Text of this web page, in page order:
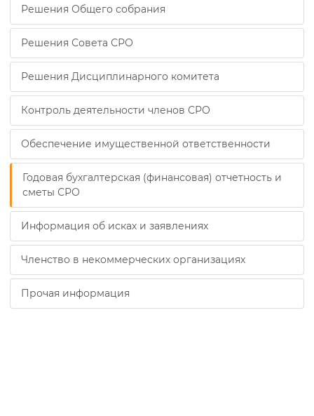
Решения Общего собрания
Решения Совета СРО
Решения Дисциплинарного комитета
Контроль деятельности членов СРО
Обеспечение имущественной ответственности
Годовая бухгалтерская (финансовая) отчетность и
сметы СРО
Информация об исках и заявлениях
Членство в некоммерческих организациях
Прочая информация